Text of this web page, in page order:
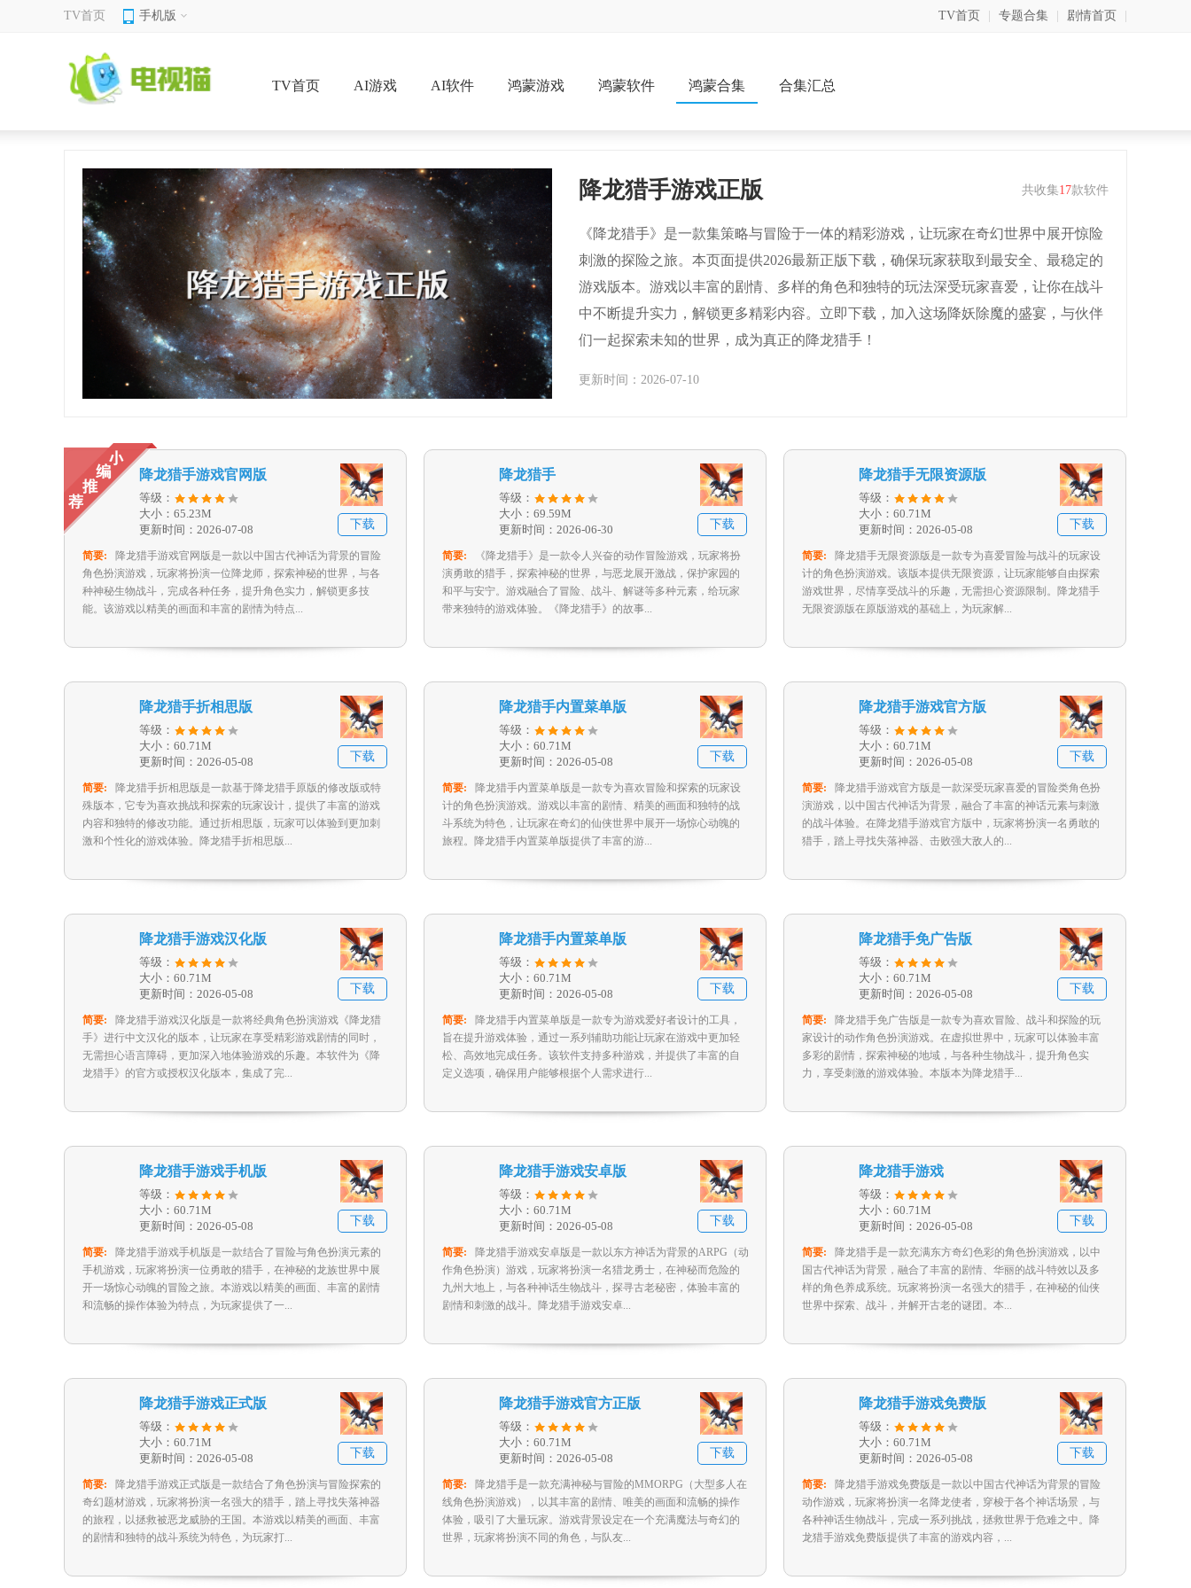
TV首页 手机版 TV首页 专题合集 剧情首页
TV首页 AI游戏 AI软件 鸿蒙游戏 鸿蒙软件 鸿蒙合集 合集汇总
共收集17款软件
降龙猎手游戏正版
《降龙猎手》是一款集策略与冒险于一体的精彩游戏，让玩家在奇幻世界中展开惊险
刺激的探险之旅。本页面提供2026最新正版下载，确保玩家获取到最安全、最稳定的
游戏版本。游戏以丰富的剧情、多样的角色和独特的玩法深受玩家喜爱，让你在战斗
中不断提升实力，解锁更多精彩内容。立即下载，加入这场降妖除魔的盛宴，与伙伴
们一起探索未知的世界，成为真正的降龙猎手！
更新时间：2026-07-10
降龙猎手游戏官网版
等级：
大小：65.23M
更新时间：2026-07-08
下载
简要:
降龙猎手游戏官网版是一款以中国古代神话为背景的冒险
角色扮演游戏，玩家将扮演一位降龙师，探索神秘的世界，与各
种神秘生物战斗，完成各种任务，提升角色实力，解锁更多技
能。该游戏以精美的画面和丰富的剧情为特点...
降龙猎手
等级：
大小：69.59M
更新时间：2026-06-30
下载
简要:
《降龙猎手》是一款令人兴奋的动作冒险游戏，玩家将扮
演勇敢的猎手，探索神秘的世界，与恶龙展开激战，保护家园的
和平与安宁。游戏融合了冒险、战斗、解谜等多种元素，给玩家
带来独特的游戏体验。《降龙猎手》的故事...
降龙猎手无限资源版
等级：
大小：60.71M
更新时间：2026-05-08
下载
简要:
降龙猎手无限资源版是一款专为喜爱冒险与战斗的玩家设
计的角色扮演游戏。该版本提供无限资源，让玩家能够自由探索
游戏世界，尽情享受战斗的乐趣，无需担心资源限制。降龙猎手
无限资源版在原版游戏的基础上，为玩家解...
降龙猎手折相思版
等级：
大小：60.71M
更新时间：2026-05-08
下载
简要:
降龙猎手折相思版是一款基于降龙猎手原版的修改版或特
殊版本，它专为喜欢挑战和探索的玩家设计，提供了丰富的游戏
内容和独特的修改功能。通过折相思版，玩家可以体验到更加刺
激和个性化的游戏体验。降龙猎手折相思版...
降龙猎手内置菜单版
等级：
大小：60.71M
更新时间：2026-05-08
下载
简要:
降龙猎手内置菜单版是一款专为喜欢冒险和探索的玩家设
计的角色扮演游戏。游戏以丰富的剧情、精美的画面和独特的战
斗系统为特色，让玩家在奇幻的仙侠世界中展开一场惊心动魄的
旅程。降龙猎手内置菜单版提供了丰富的游...
降龙猎手游戏官方版
等级：
大小：60.71M
更新时间：2026-05-08
下载
简要:
降龙猎手游戏官方版是一款深受玩家喜爱的冒险类角色扮
演游戏，以中国古代神话为背景，融合了丰富的神话元素与刺激
的战斗体验。在降龙猎手游戏官方版中，玩家将扮演一名勇敢的
猎手，踏上寻找失落神器、击败强大敌人的...
降龙猎手游戏汉化版
等级：
大小：60.71M
更新时间：2026-05-08
下载
简要:
降龙猎手游戏汉化版是一款将经典角色扮演游戏《降龙猎
手》进行中文汉化的版本，让玩家在享受精彩游戏剧情的同时，
无需担心语言障碍，更加深入地体验游戏的乐趣。本软件为《降
龙猎手》的官方或授权汉化版本，集成了完...
降龙猎手内置菜单版
等级：
大小：60.71M
更新时间：2026-05-08
下载
简要:
降龙猎手内置菜单版是一款专为游戏爱好者设计的工具，
旨在提升游戏体验，通过一系列辅助功能让玩家在游戏中更加轻
松、高效地完成任务。该软件支持多种游戏，并提供了丰富的自
定义选项，确保用户能够根据个人需求进行...
降龙猎手免广告版
等级：
大小：60.71M
更新时间：2026-05-08
下载
简要:
降龙猎手免广告版是一款专为喜欢冒险、战斗和探险的玩
家设计的动作角色扮演游戏。在虚拟世界中，玩家可以体验丰富
多彩的剧情，探索神秘的地域，与各种生物战斗，提升角色实
力，享受刺激的游戏体验。本版本为降龙猎手...
降龙猎手游戏手机版
等级：
大小：60.71M
更新时间：2026-05-08
下载
简要:
降龙猎手游戏手机版是一款结合了冒险与角色扮演元素的
手机游戏，玩家将扮演一位勇敢的猎手，在神秘的龙族世界中展
开一场惊心动魄的冒险之旅。本游戏以精美的画面、丰富的剧情
和流畅的操作体验为特点，为玩家提供了一...
降龙猎手游戏安卓版
等级：
大小：60.71M
更新时间：2026-05-08
下载
简要:
降龙猎手游戏安卓版是一款以东方神话为背景的ARPG（动
作角色扮演）游戏，玩家将扮演一名猎龙勇士，在神秘而危险的
九州大地上，与各种神话生物战斗，探寻古老秘密，体验丰富的
剧情和刺激的战斗。降龙猎手游戏安卓...
降龙猎手游戏
等级：
大小：60.71M
更新时间：2026-05-08
下载
简要:
降龙猎手是一款充满东方奇幻色彩的角色扮演游戏，以中
国古代神话为背景，融合了丰富的剧情、华丽的战斗特效以及多
样的角色养成系统。玩家将扮演一名强大的猎手，在神秘的仙侠
世界中探索、战斗，并解开古老的谜团。本...
降龙猎手游戏正式版
等级：
大小：60.71M
更新时间：2026-05-08
下载
简要:
降龙猎手游戏正式版是一款结合了角色扮演与冒险探索的
奇幻题材游戏，玩家将扮演一名强大的猎手，踏上寻找失落神器
的旅程，以拯救被恶龙威胁的王国。本游戏以精美的画面、丰富
的剧情和独特的战斗系统为特色，为玩家打...
降龙猎手游戏官方正版
等级：
大小：60.71M
更新时间：2026-05-08
下载
简要:
降龙猎手是一款充满神秘与冒险的MMORPG（大型多人在
线角色扮演游戏），以其丰富的剧情、唯美的画面和流畅的操作
体验，吸引了大量玩家。游戏背景设定在一个充满魔法与奇幻的
世界，玩家将扮演不同的角色，与队友...
降龙猎手游戏免费版
等级：
大小：60.71M
更新时间：2026-05-08
下载
简要:
降龙猎手游戏免费版是一款以中国古代神话为背景的冒险
动作游戏，玩家将扮演一名降龙使者，穿梭于各个神话场景，与
各种神话生物战斗，完成一系列挑战，拯救世界于危难之中。降
龙猎手游戏免费版提供了丰富的游戏内容，...